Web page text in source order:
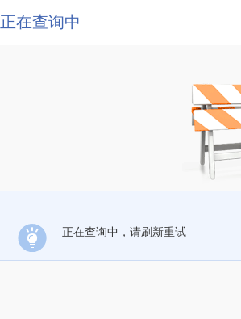
正在查询中
正在查询中，请刷新重试